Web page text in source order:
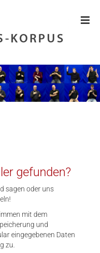
gefunden?
sagen oder uns
mit dem
und
eingegebenen Daten
zu.